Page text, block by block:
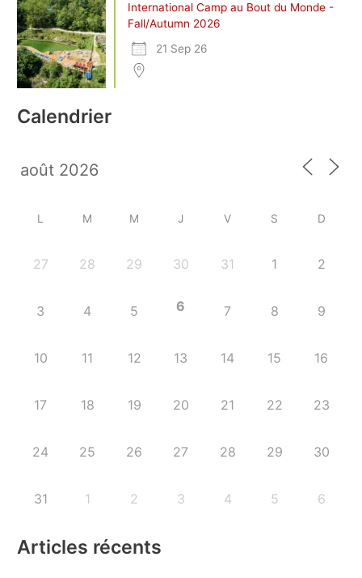
International Camp au Bout du Monde -
Fall/Autumn 2026
21 Sep 26
Calendrier
L M M J V S D
27 28 29 30 31 1 2
3 4 5 6 7 8 9
10 11 12 13 14 15 16
17 18 19 20 21 22 23
24 25 26 27 28 29 30
31 1 2 3 4 5 6
Articles récents